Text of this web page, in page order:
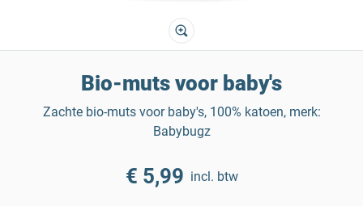
Bio-muts voor baby's
Zachte bio-muts voor baby's, 100% katoen, merk:
Babybugz
€ 5,99 incl. btw